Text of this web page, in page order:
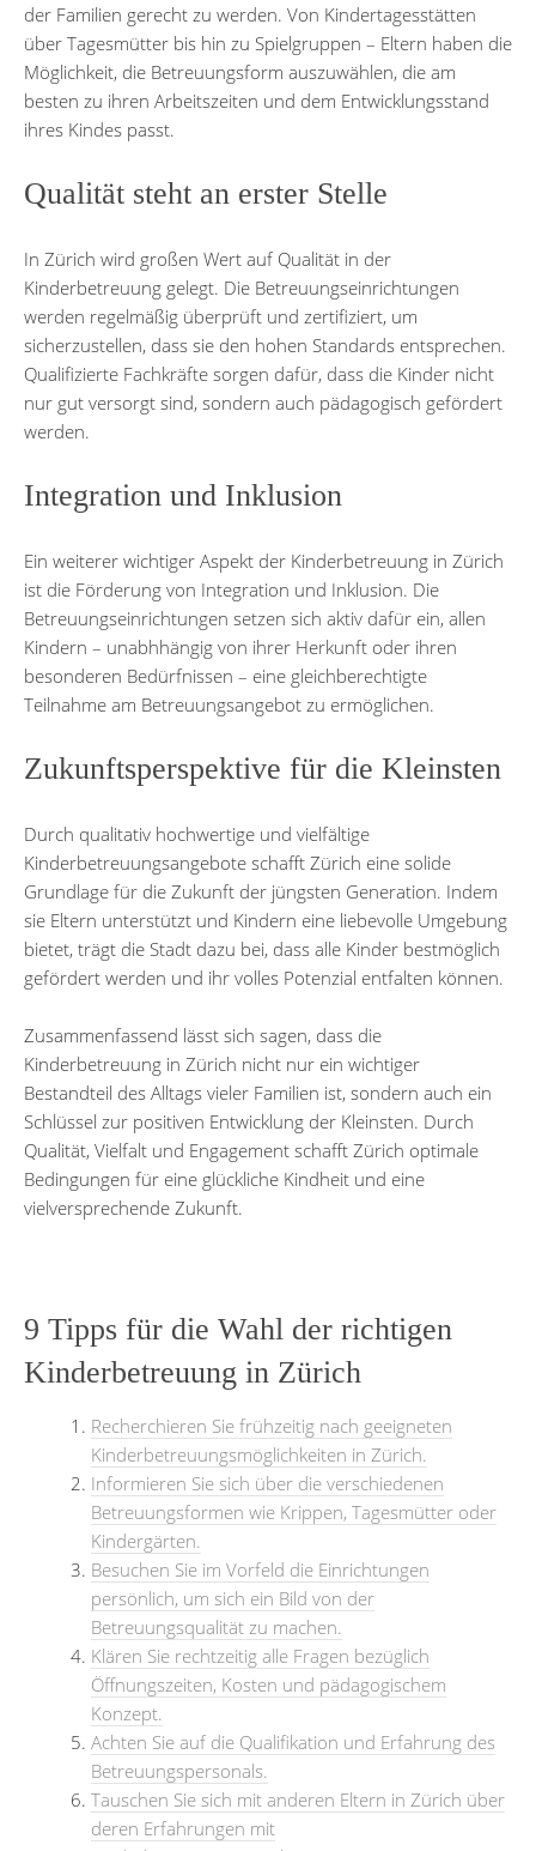
der Familien gerecht zu werden. Von Kindertagesstätten
über Tagesmütter bis hin zu Spielgruppen – Eltern haben die
Möglichkeit, die Betreuungsform auszuwählen, die am
besten zu ihren Arbeitszeiten und dem Entwicklungsstand
ihres Kindes passt.
Qualität steht an erster Stelle
In Zürich wird großen Wert auf Qualität in der
Kinderbetreuung gelegt. Die Betreuungseinrichtungen
werden regelmäßig überprüft und zertifiziert, um
sicherzustellen, dass sie den hohen Standards entsprechen.
Qualifizierte Fachkräfte sorgen dafür, dass die Kinder nicht
nur gut versorgt sind, sondern auch pädagogisch gefördert
werden.
Integration und Inklusion
Ein weiterer wichtiger Aspekt der Kinderbetreuung in Zürich
ist die Förderung von Integration und Inklusion. Die
Betreuungseinrichtungen setzen sich aktiv dafür ein, allen
Kindern – unabhhängig von ihrer Herkunft oder ihren
besonderen Bedürfnissen – eine gleichberechtigte
Teilnahme am Betreuungsangebot zu ermöglichen.
Zukunftsperspektive für die Kleinsten
Durch qualitativ hochwertige und vielfältige
Kinderbetreuungsangebote schafft Zürich eine solide
Grundlage für die Zukunft der jüngsten Generation. Indem
sie Eltern unterstützt und Kindern eine liebevolle Umgebung
bietet, trägt die Stadt dazu bei, dass alle Kinder bestmöglich
gefördert werden und ihr volles Potenzial entfalten können.
Zusammenfassend lässt sich sagen, dass die
Kinderbetreuung in Zürich nicht nur ein wichtiger
Bestandteil des Alltags vieler Familien ist, sondern auch ein
Schlüssel zur positiven Entwicklung der Kleinsten. Durch
Qualität, Vielfalt und Engagement schafft Zürich optimale
Bedingungen für eine glückliche Kindheit und eine
vielversprechende Zukunft.
9 Tipps für die Wahl der richtigen
Kinderbetreuung in Zürich
Recherchieren Sie frühzeitig nach geeigneten
Kinderbetreuungsmöglichkeiten in Zürich.
Informieren Sie sich über die verschiedenen
Betreuungsformen wie Krippen, Tagesmütter oder
Kindergärten.
Besuchen Sie im Vorfeld die Einrichtungen
persönlich, um sich ein Bild von der
Betreuungsqualität zu machen.
Klären Sie rechtzeitig alle Fragen bezüglich
Öffnungszeiten, Kosten und pädagogischem
Konzept.
Achten Sie auf die Qualifikation und Erfahrung des
Betreuungspersonals.
Tauschen Sie sich mit anderen Eltern in Zürich über
deren Erfahrungen mit